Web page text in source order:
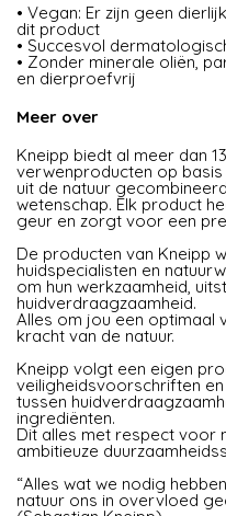
• Vegan: Er zijn geen
dit product
• Succesvol
• Zonder minerale oliën,
en dierproefvrij
Meer over
Kneipp biedt al meer dan
verwenproducten op basis
uit de natuur
wetenschap. Elk product
geur en zorgt voor een
De producten van Kneipp
huidspecialisten en
om hun werkzaamheid,
huidverdraagzaamheid.
Alles om jou een optimaal
kracht van de natuur.
Kneipp volgt een eigen
veiligheidsvoorschriften
tussen
ingrediënten.
Dit alles met respect voor
ambitieuze
“Alles wat we nodig
natuur ons in overvloed